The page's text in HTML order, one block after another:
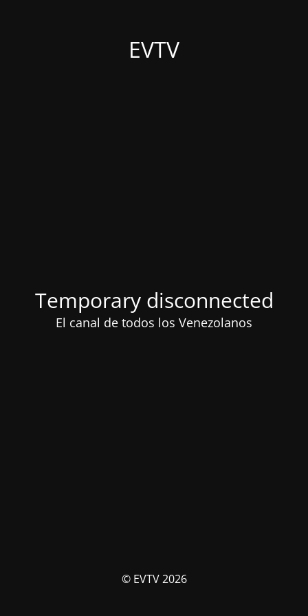
EVTV
Temporary disconnected
El canal de todos los Venezolanos
© EVTV 2026